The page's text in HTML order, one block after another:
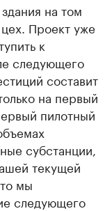
на том
Проект уже
к
следующего
составит
на первый
пилотный
субстанции,
текущей
мы
следующего